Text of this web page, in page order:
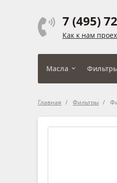
7 (495)
Как к нам
Масла
Главная Фильтры